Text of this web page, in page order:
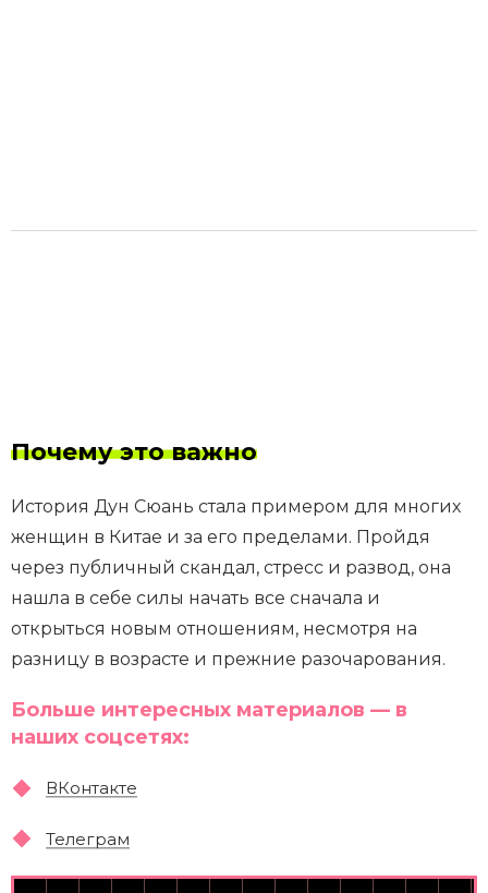
Почему это важно
История Дун Сюань стала примером для многих
женщин в Китае и за его пределами. Пройдя
через публичный скандал, стресс и развод, она
нашла в себе силы начать все сначала и
открыться новым отношениям, несмотря на
разницу в возрасте и прежние разочарования.
Больше интересных материалов — в
наших соцсетях:
ВКонтакте
Телеграм